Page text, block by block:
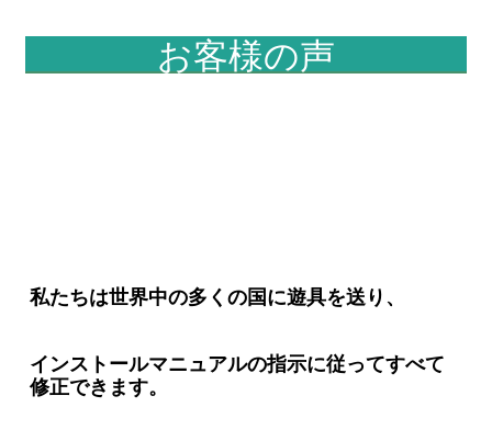
お客様の声
私たちは世界中の多くの国に遊具を送り、
インストールマニュアルの指示に従ってすべて
修正できます。